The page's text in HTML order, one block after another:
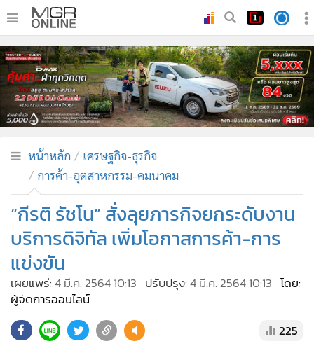
• หน้าหลัก
• ทันเหตุการณ์
• ภาคใต้
• ภูมิภาค
• บันเทิง
ผู้จัดการรายวัน
• คอลัมนิสต์
• CbizReview
• Cyber BIZ
• ผู้จัดกวน
• Green Innovation & SD
หน้าหลัก
เศรษฐกิจ-ธุรกิจ
การค้า-อุตสาหกรรม-คมนาคม
“กีรติ รัชโน” สั่งลุยภารกิจยกระดับงาน
บริการดิจิทัล เพิ่มโอกาสการค้า-การ
แข่งขัน
เผยแพร่:4 มี.ค. 2564 10:13 ปรับปรุง:4 มี.ค. 2564 10:13 โดย:
ผู้จัดการออนไลน์
225